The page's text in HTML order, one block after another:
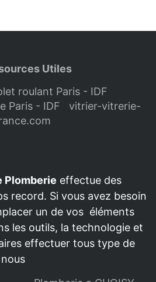
Utiles
roulant Paris - IDF
Paris - IDF
vitrier-vitrerie-
Plomberie effectue des
record. Si vous avez besoin
un de vos éléments
les outils, la technologie et
effectuer tous type de